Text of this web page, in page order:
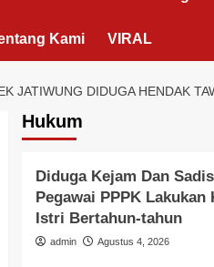
Kami VIRAL
JATIWUNG DIDUGA HENDAK
Hukum
Berita Polisi
Diduga Kejam Dan
Pegawai PPPK Lakukan
Istri Bertahun-tahun
admin Agustus 4, 2026